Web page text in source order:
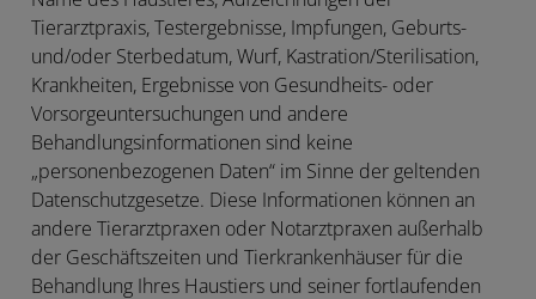
Tierarztpraxis, Testergebnisse, Impfungen, Geburts-
und/oder Sterbedatum, Wurf, Kastration/Sterilisation,
Krankheiten, Ergebnisse von Gesundheits- oder
Vorsorgeuntersuchungen und andere
Behandlungsinformationen sind keine
„personenbezogenen Daten“ im Sinne der geltenden
Datenschutzgesetze. Diese Informationen können an
andere Tierarztpraxen oder Notarztpraxen außerhalb
der Geschäftszeiten und Tierkrankenhäuser für die
Behandlung Ihres Haustiers und seiner fortlaufenden